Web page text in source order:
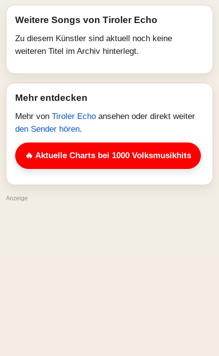
Weitere Songs von Tiroler Echo
Zu diesem Künstler sind aktuell noch keine
weiteren Titel im Archiv hinterlegt.
Mehr entdecken
Mehr von Tiroler Echo ansehen oder direkt weiter
den Sender hören.
🔥 Aktuelle Charts bei 1000 Volksmusikhits
Anzeige